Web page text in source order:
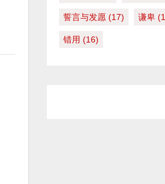
誓言与发愿 (17) 谦卑
错用 (16)